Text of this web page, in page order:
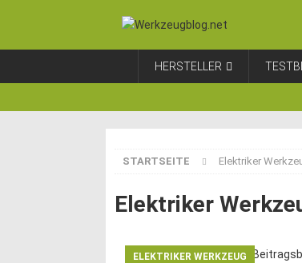
HERSTELLER
STARTSEITE Elektriker
Elektriker
ELEKTRIKER WERKZEUG